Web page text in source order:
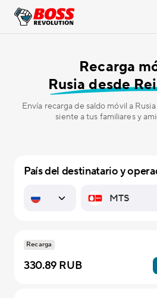
Recarga
Rusia desde
Envía recarga de saldo móvil a
siente a tus familiares y
País del destinatario y
Recarga
330.89 RUB